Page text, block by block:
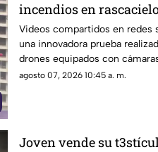
incendios en
la atención de
Videos compartidos en redes
una innovadora prueba
drones equipados con
de alta presión fueron
agosto 07, 2026 10:45 a. m.
Joven vende su